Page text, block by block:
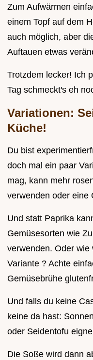
Zum Aufwärmen
einem Topf auf dem
auch möglich, aber
Auftauen etwas
Trotzdem lecker! Ich
Tag schmeckt's eh
Variationen:
Küche!
Du bist
doch mal ein paar
mag, kann mehr
verwenden oder eine
Und statt Paprika
Gemüsesorten wie
verwenden. Oder wie
Variante ? Achte
Gemüsebrühe
Und falls du keine
keine da hast:
oder Seidentofu
Die Soße wird dann